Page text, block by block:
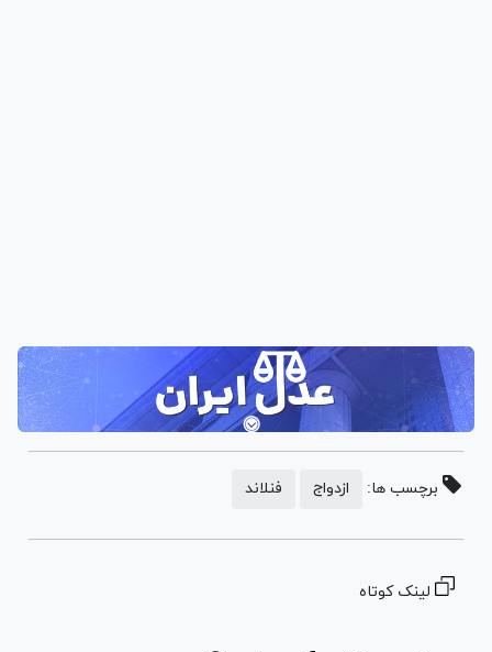
برچسب ها: ازدواج فنلاند
لینک کوتاه